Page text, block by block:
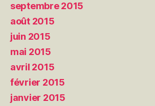
septembre 2015
août 2015
juin 2015
mai 2015
avril 2015
février 2015
janvier 2015